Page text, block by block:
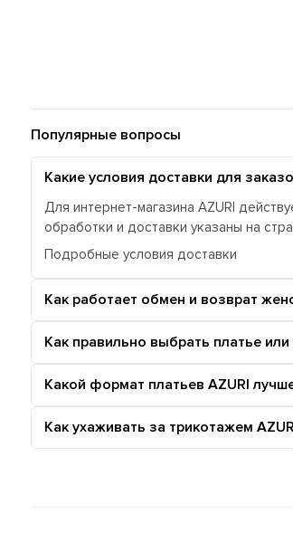
Популярные вопросы
Какие условия доставки для
Для интернет-магазина AZURI
обработки и доставки указаны на
Подробные условия доставки
Как работает обмен и возврат
Как правильно выбрать платье
Какой формат платьев AZURI
Как ухаживать за трикотажем